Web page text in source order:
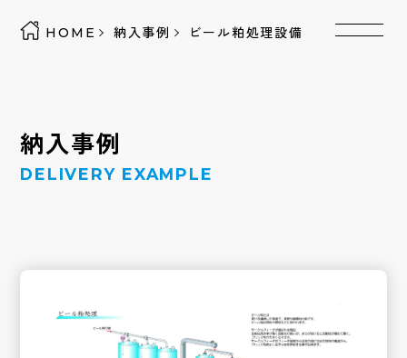
HOME 納入事例 ビール粕処理設備
納入事例
DELIVERY EXAMPLE